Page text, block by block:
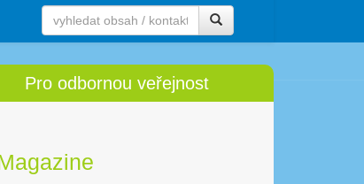
Pro odbornou veřejnost